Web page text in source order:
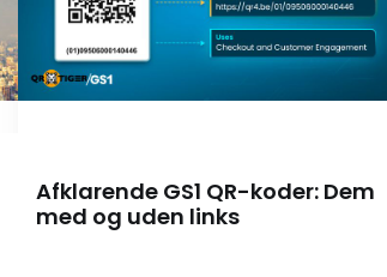
Afklarende GS1 QR-koder: Dem
med og uden links